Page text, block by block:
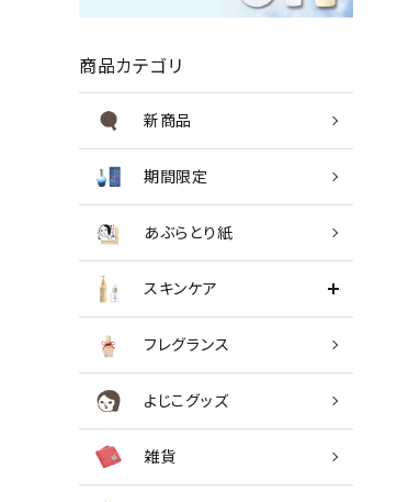
商品カテゴリ
新商品
期間限定
あぶらとり紙
スキンケア
フレグランス
よじこグッズ
雑貨